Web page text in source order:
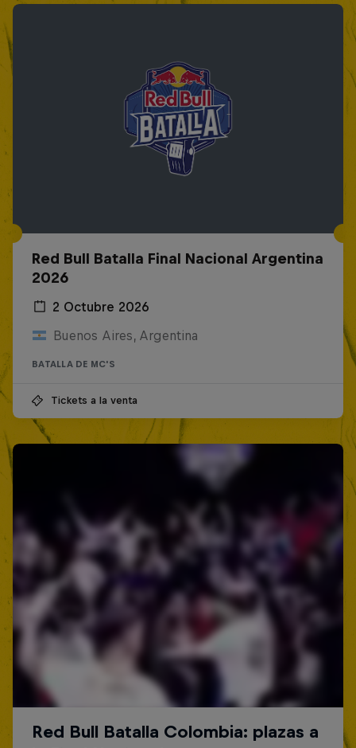
Red Bull Batalla Final Nacional Argentina
2026
2 Octubre 2026
Buenos Aires, Argentina
BATALLA DE MC'S
Tickets a la venta